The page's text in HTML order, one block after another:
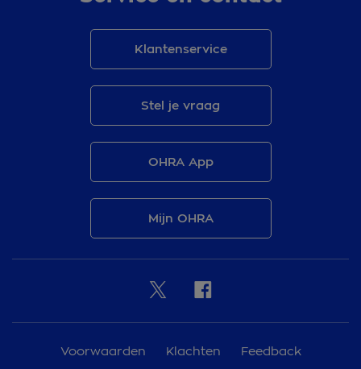
Klantenservice
Stel je vraag
OHRA App
Mijn OHRA
Voorwaarden Klachten Feedback